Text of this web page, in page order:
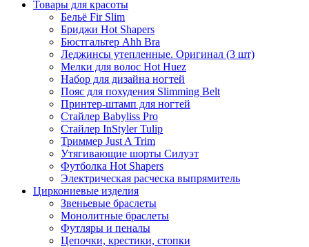
Товары для красоты
Бельё Fir Slim
Бриджи Hot Shapers
Бюстгальтер Ahh Bra
Леджинсы утепленные. Оригинал (3 шт)
Мелки для волос Hot Huez
Набор для дизайна ногтей
Пояс для похудения Slimming Belt
Принтер-штамп для ногтей
Стайлер Babyliss Pro
Стайлер InStyler Tulip
Триммер Just A Trim
Утягивающие шорты Силуэт
Футболка Hot Shapers
Электрическая расческа выпрямитель
Циркониевые изделия
Звеньевые браслеты
Монолитные браслеты
Футляры и пеналы
Цепочки, крестики, стопки